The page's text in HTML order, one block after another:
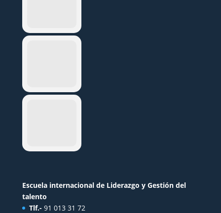
Escuela internacional de Liderazgo y Gestión del
talento
Tlf.- 91 013 31 72